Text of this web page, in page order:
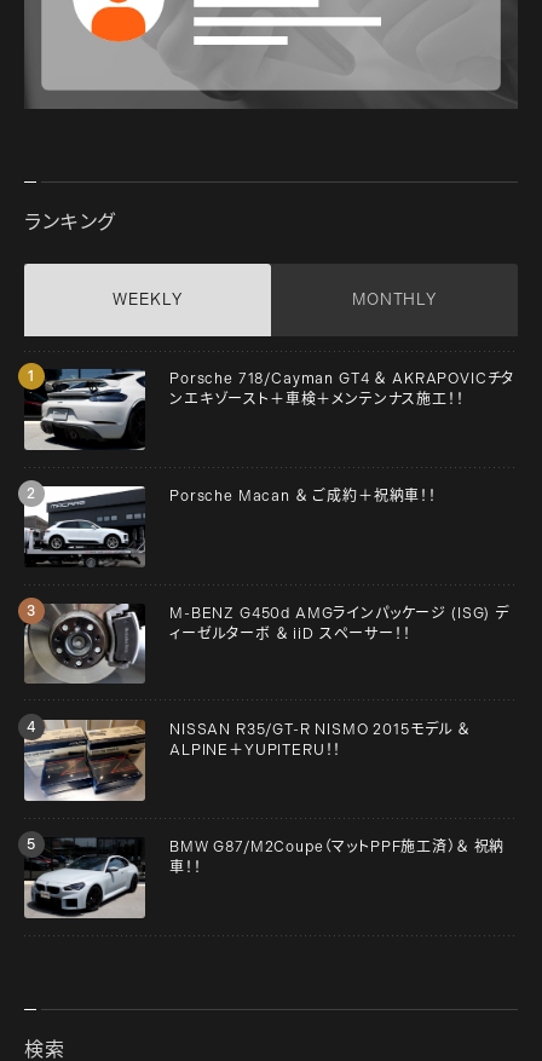
ランキング
WEEKLY MONTHLY
Porsche 718/Cayman GT4 ＆ AKRAPOVICチタ
ンエキゾースト＋車検＋メンテンナス施工！！
Porsche Macan ＆ ご成約＋祝納車！！
M-BENZ G450d AMGラインパッケージ (ISG) デ
ィーゼルターボ ＆ iiD スペーサー！！
NISSAN R35/GT-R NISMO 2015モデル ＆
ALPINE＋YUPITERU！！
BMW G87/M2Coupe（マットPPF施工済）＆ 祝納
車！！
検索